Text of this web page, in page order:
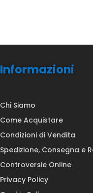
Informazioni
Chi Siamo
Come Acquistare
Condizioni di Vendita
Spedizione, Consegna e
Controversie Online
Privacy Policy